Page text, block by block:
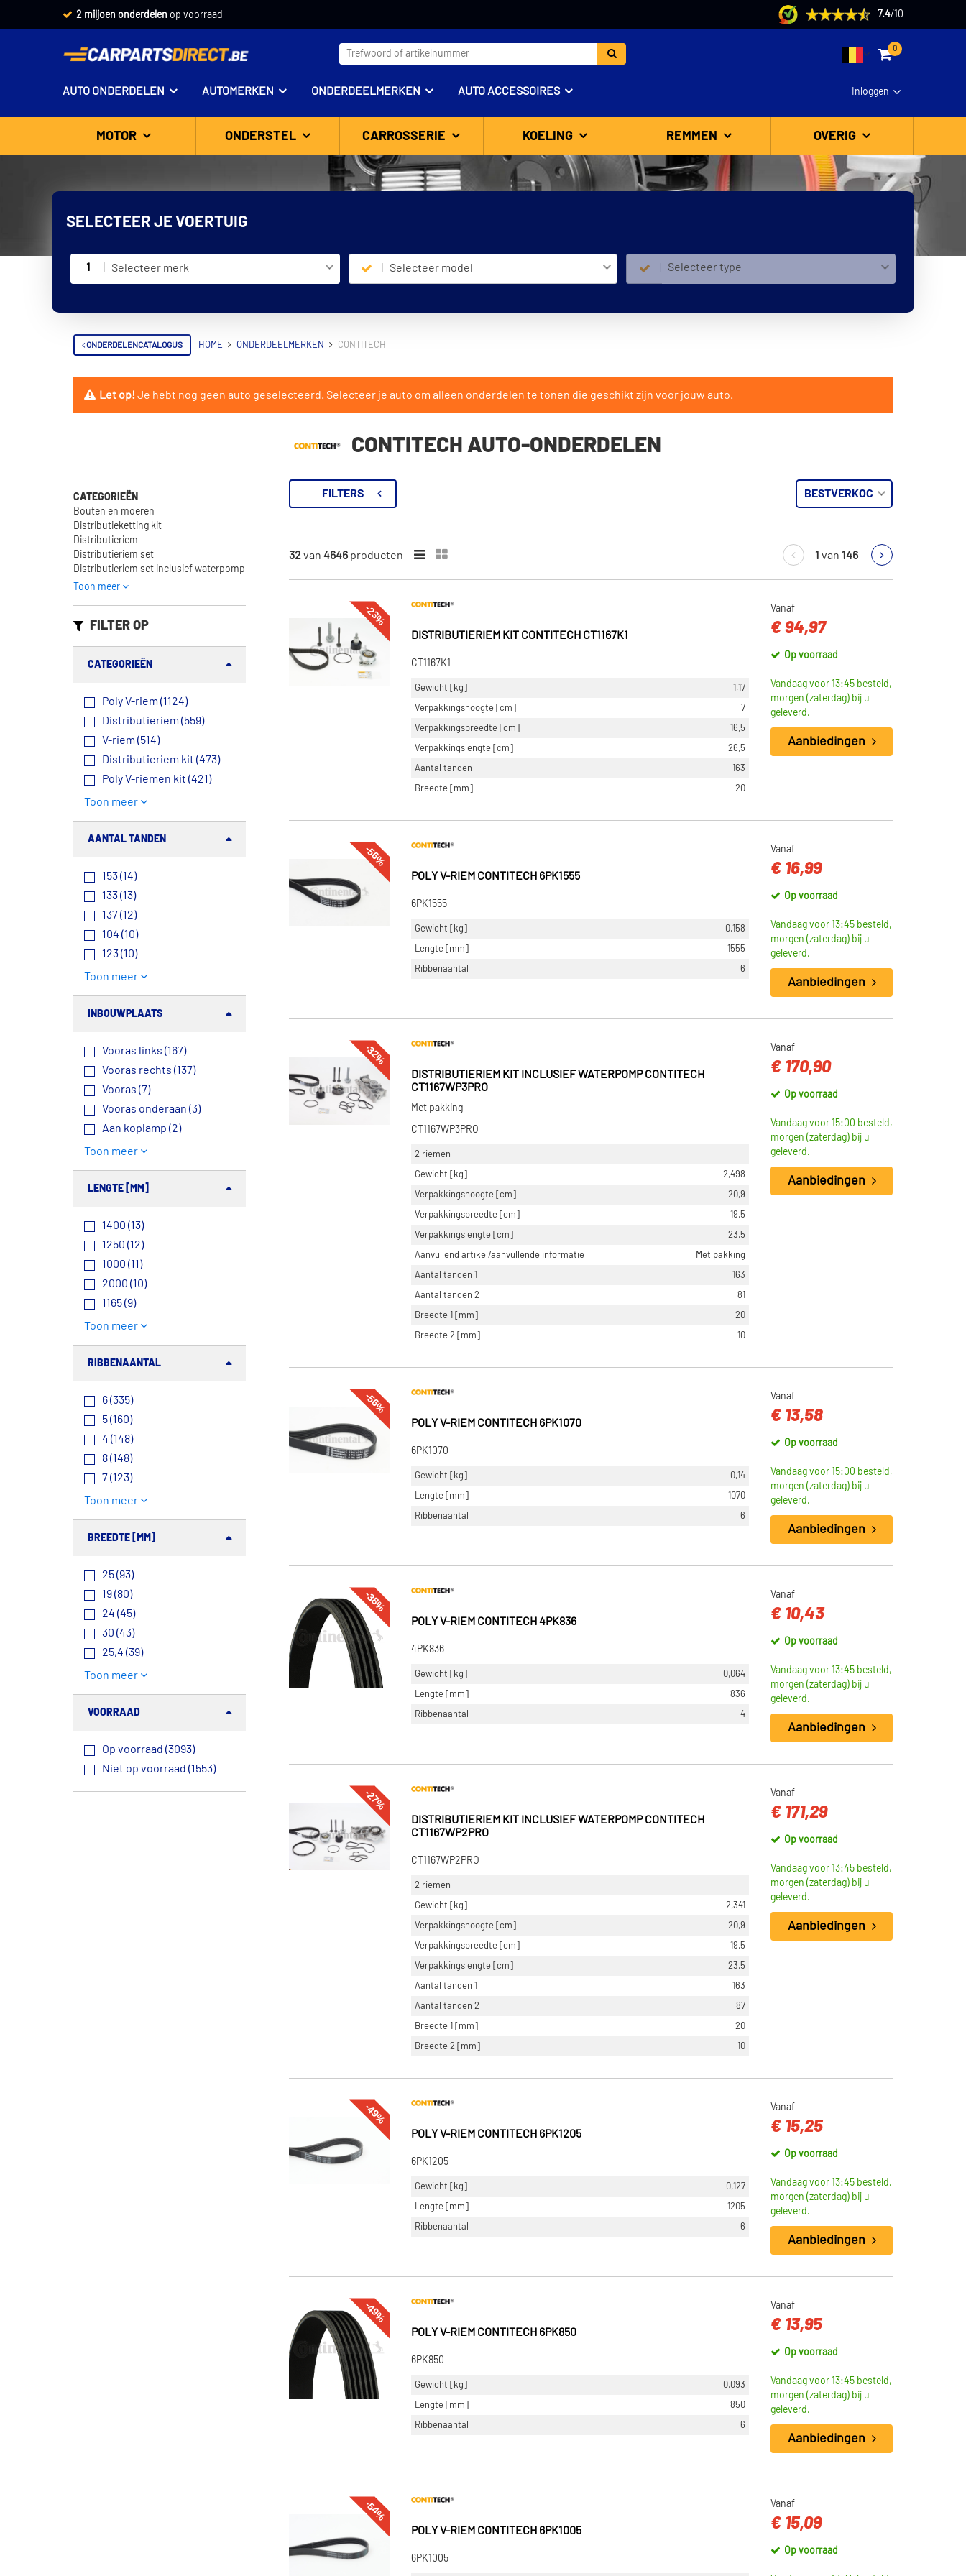
2 miljoen onderdelen op voorraad 7.4/ 10
0
Inloggen
AUTO ONDERDELEN AUTOMERKEN ONDERDEELMERKEN AUTO ACCESSOIRES
MOTOR ONDERSTEL CARROSSERIE KOELING REMMEN OVERIG
SELECTEER JE VOERTUIG
1 Selecteer merk Selecteer model Selecteer type
ONDERDELENCATALOGUS HOME ONDERDEELMERKEN CONTITECH
Let op!Je hebt nog geen auto geselecteerd. Selecteer je auto om alleen onderdelen te tonen die geschikt zijn voor jouw auto.
CONTITECH AUTO-ONDERDELEN
CATEGORIEËN
Bouten en moeren
Distributieketting kit
Distributieriem
Distributieriem set
Distributieriem set inclusief waterpomp
Toon meer
FILTER OP
CATEGORIEËN
Poly V-riem (1124)
Distributieriem (559)
V-riem (514)
Distributieriem kit (473)
Poly V-riemen kit (421)
Toon meer
AANTAL TANDEN
153 (14)
133 (13)
137 (12)
104 (10)
123 (10)
Toon meer
INBOUWPLAATS
Vooras links (167)
Vooras rechts (137)
Vooras (7)
Vooras onderaan (3)
Aan koplamp (2)
Toon meer
LENGTE [MM]
1400 (13)
1250 (12)
1000 (11)
2000 (10)
1165 (9)
Toon meer
RIBBENAANTAL
6 (335)
5 (160)
4 (148)
8 (148)
7 (123)
Toon meer
BREEDTE [MM]
25 (93)
19 (80)
24 (45)
30 (43)
25,4 (39)
Toon meer
VOORRAAD
Op voorraad (3093)
Niet op voorraad (1553)
FILTERS
32van 4646 producten 1 van 146
-23%
DISTRIBUTIERIEM KIT CONTITECH CT1167K1
CT1167K1
Gewicht [kg]
1,17
Verpakkingshoogte [cm]
7
Verpakkingsbreedte [cm]
16,5
Verpakkingslengte [cm]
26,5
Aantal tanden
163
Breedte [mm]
20
Vanaf
€ 94,97
Op voorraad
Vandaag voor 13:45 besteld,
morgen (zaterdag) bij u
geleverd.
Aanbiedingen
-56%
POLY V-RIEM CONTITECH 6PK1555
6PK1555
Gewicht [kg]
0,158
Lengte [mm]
1555
Ribbenaantal
6
Vanaf
€ 16,99
Op voorraad
Vandaag voor 13:45 besteld,
morgen (zaterdag) bij u
geleverd.
Aanbiedingen
-32%
DISTRIBUTIERIEM KIT INCLUSIEF WATERPOMP CONTITECH
CT1167WP3PRO
Met pakking
CT1167WP3PRO
2 riemen
Gewicht [kg]
2,498
Verpakkingshoogte [cm]
20,9
Verpakkingsbreedte [cm]
19,5
Verpakkingslengte [cm]
23,5
Aanvullend artikel/aanvullende informatie
Met pakking
Aantal tanden 1
163
Aantal tanden 2
81
Breedte 1 [mm]
20
Breedte 2 [mm]
10
Vanaf
€ 170,90
Op voorraad
Vandaag voor 15:00 besteld,
morgen (zaterdag) bij u
geleverd.
Aanbiedingen
-56%
POLY V-RIEM CONTITECH 6PK1070
6PK1070
Gewicht [kg]
0,14
Lengte [mm]
1070
Ribbenaantal
6
Vanaf
€ 13,58
Op voorraad
Vandaag voor 15:00 besteld,
morgen (zaterdag) bij u
geleverd.
Aanbiedingen
-38%
POLY V-RIEM CONTITECH 4PK836
4PK836
Gewicht [kg]
0,064
Lengte [mm]
836
Ribbenaantal
4
Vanaf
€ 10,43
Op voorraad
Vandaag voor 13:45 besteld,
morgen (zaterdag) bij u
geleverd.
Aanbiedingen
-27%
DISTRIBUTIERIEM KIT INCLUSIEF WATERPOMP CONTITECH
CT1167WP2PRO
CT1167WP2PRO
2 riemen
Gewicht [kg]
2,341
Verpakkingshoogte [cm]
20,9
Verpakkingsbreedte [cm]
19,5
Verpakkingslengte [cm]
23,5
Aantal tanden 1
163
Aantal tanden 2
87
Breedte 1 [mm]
20
Breedte 2 [mm]
10
Vanaf
€ 171,29
Op voorraad
Vandaag voor 13:45 besteld,
morgen (zaterdag) bij u
geleverd.
Aanbiedingen
-49%
POLY V-RIEM CONTITECH 6PK1205
6PK1205
Gewicht [kg]
0,127
Lengte [mm]
1205
Ribbenaantal
6
Vanaf
€ 15,25
Op voorraad
Vandaag voor 13:45 besteld,
morgen (zaterdag) bij u
geleverd.
Aanbiedingen
-49%
POLY V-RIEM CONTITECH 6PK850
6PK850
Gewicht [kg]
0,093
Lengte [mm]
850
Ribbenaantal
6
Vanaf
€ 13,95
Op voorraad
Vandaag voor 13:45 besteld,
morgen (zaterdag) bij u
geleverd.
Aanbiedingen
-54%
POLY V-RIEM CONTITECH 6PK1005
6PK1005
Vanaf
€ 15,09
Op voorraad